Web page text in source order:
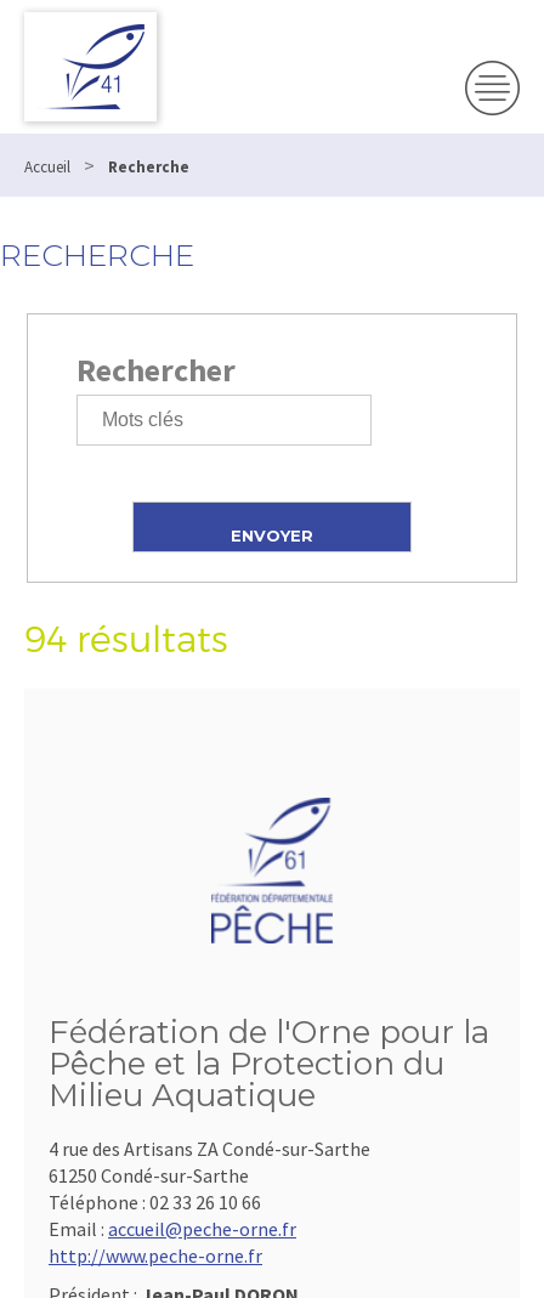
Accueil > Recherche
RECHERCHE
Rechercher
94 résultats
Fédération de l'Orne pour la
Pêche et la Protection du
Milieu Aquatique
4 rue des Artisans ZA Condé-sur-Sarthe
61250 Condé-sur-Sarthe
Téléphone : 02 33 26 10 66
Email : accueil@peche-orne.fr
http://www.peche-orne.fr